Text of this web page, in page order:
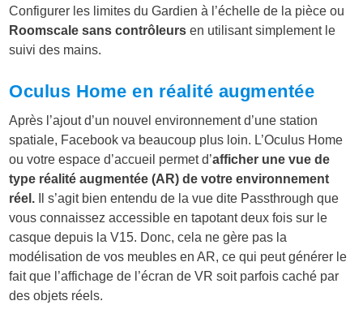
Configurer les limites du Gardien à l’échelle de la pièce ou
Roomscale sans contrôleurs en utilisant simplement le
suivi des mains.
Oculus Home en réalité augmentée
Après l’ajout d’un nouvel environnement d’une station
spatiale, Facebook va beaucoup plus loin. L’Oculus Home
ou votre espace d’accueil permet d’afficher une vue de
type réalité augmentée (AR) de votre environnement
réel. Il s’agit bien entendu de la vue dite Passthrough que
vous connaissez accessible en tapotant deux fois sur le
casque depuis la V15. Donc, cela ne gère pas la
modélisation de vos meubles en AR, ce qui peut générer le
fait que l’affichage de l’écran de VR soit parfois caché par
des objets réels.